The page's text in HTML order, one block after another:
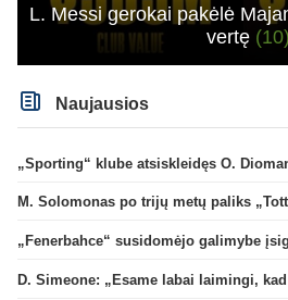
L. Messi gerokai pakėlė
vertę (10)
Naujausios
„Fenerbahce“ susidomėjo galimybe
D. Simeone: „Esame labai laimingi,